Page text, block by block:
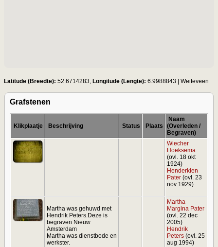
Latitude (Breedte): 52.6714283, Longitude (Lengte): 6.9988843 Weiteveen
Grafstenen
Klikplaatje Beschrijving Status Plaats
Naam
(Overleden /
Begraven)
Wiecher
Hoeksema
(ovl. 18 okt
1924)
Henderkien
Pater (ovl. 23
nov 1929)
Martha was gehuwd met
Hendrik Peters.Deze is
begraven Nieuw
Amsterdam
Martha was dienstbode en
werkster.
Martha
Margina Pater
(ovl. 22 dec
2005)
Hendrik
Peters (ovl. 25
aug 1994)